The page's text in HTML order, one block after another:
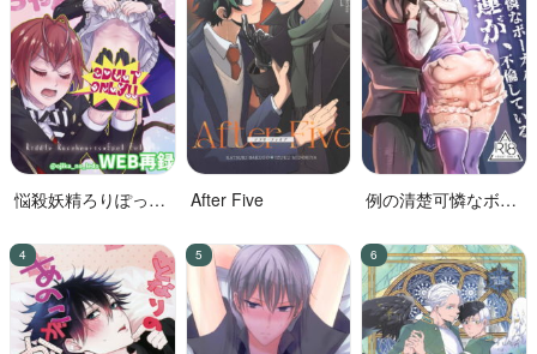
悩殺妖精ろりぽっぷ
After Five
例の清楚可憐なボー
倫している。